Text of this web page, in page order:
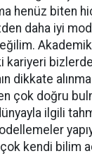
henüz biten
daha iyi
kariyeri
dikkate
çok doğru
ilgili
kendi bilim